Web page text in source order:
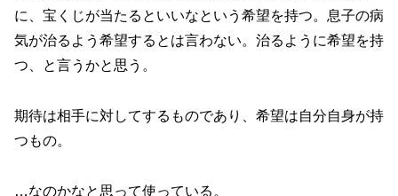
に、宝くじが当たるといいなという希望を持つ。息子の病
気が治るよう希望するとは言わない。治るように希望を持
つ、と言うかと思う。
期待は相手に対してするものであり、希望は自分自身が持
つもの。
…なのかなと思って使っている。